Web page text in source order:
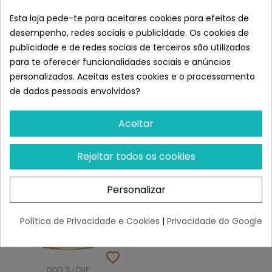
Dog´s Love Lata Para
Perros Adultos Multipack
ESGOTADO
27,94 €
Dog´s Love Lata
Hipoalergénica Para
Perros 400 Gr
ESGOTADO
5,02 €
DOG´S LOVE
Esta loja pede-te para aceitares cookies para efeitos de
desempenho, redes sociais e publicidade. Os cookies de
publicidade e de redes sociais de terceiros são utilizados
para te oferecer funcionalidades sociais e anúncios
personalizados. Aceitas estes cookies e o processamento
de dados pessoais envolvidos?
Aceitar
Rejeitar todos os cookies
Personalizar
Política de Privacidade e Cookies | Privacidade do Google